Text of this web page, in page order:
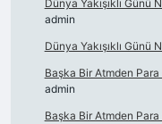
Dünya Yakışıklı Günü
admin
Dünya Yakışıklı Günü
Başka Bir Atmden
admin
Başka Bir Atmden